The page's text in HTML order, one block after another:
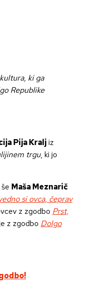
ki ga
Republike
Pija Kraljiz
trgu, ki jo
Maša Meznarič
si ovca, čeprav
z zgodbo Prst,
z zgodbo Dolgo